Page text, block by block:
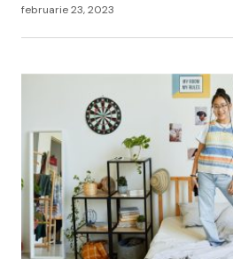
februarie 23, 2023